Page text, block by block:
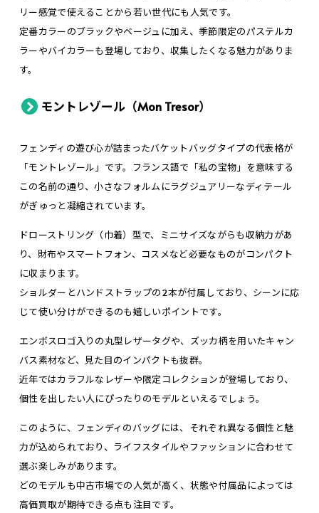
リー感覚で使えることから若い世代にも人気です。
定番カラーのブラックやベージュに加え、季節限定のパステルカ
ラーやバイカラーも登場しており、収集したくなる魅力がありま
す。
モントレゾール（Mon Tresor）
フェンディの遊び心が詰まったバケットバッグタイプの代表格が
「モントレゾール」です。フランス語で「私の宝物」を意味する
この名前の通り、小さなフォルムにラグジュアリーなディテール
がぎゅっと凝縮されています。
ドローストリング（巾着）型で、ミニサイズながらも収納力があ
り、財布やスマートフォン、コスメなど必要なものがコンパクト
に収まります。
ショルダーとハンドストラップの2本が付属しており、シーンに応
じて使い分けができるのも嬉しいポイントです。
エンボスロゴ入りの丸型レザータグや、ズッカ柄を用いたキャン
バス素材など、見た目のインパクトも抜群。
近年ではカラフルなレザーや限定コレクションが登場しており、
個性を出したい人にぴったりのモデルといえるでしょう。
このように、フェンディのバッグには、それぞれ異なる個性と魅
力が込められており、ライフスタイルやファッションに合わせて
選ぶ楽しみがあります。
どのモデルも中古市場での人気が高く、状態や付属品によっては
高価買取が期待できる点も注目です。